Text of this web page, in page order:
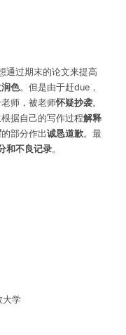
通过期末的论文来提高
色。但是由于赶due，
师，被老师怀疑抄袭。
据自己的写作过程解释
的部分作出诚恳道歉。最
和不良记录。
大学